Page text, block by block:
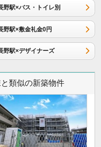
野駅×バス・トイレ別
野駅×敷金礼金0円
野駅×デザイナーズ
類似の新築物件